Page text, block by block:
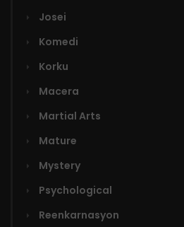
Josei
Komedi
Korku
Macera
Martial Arts
Mature
Mystery
Psychological
Reenkarnasyon